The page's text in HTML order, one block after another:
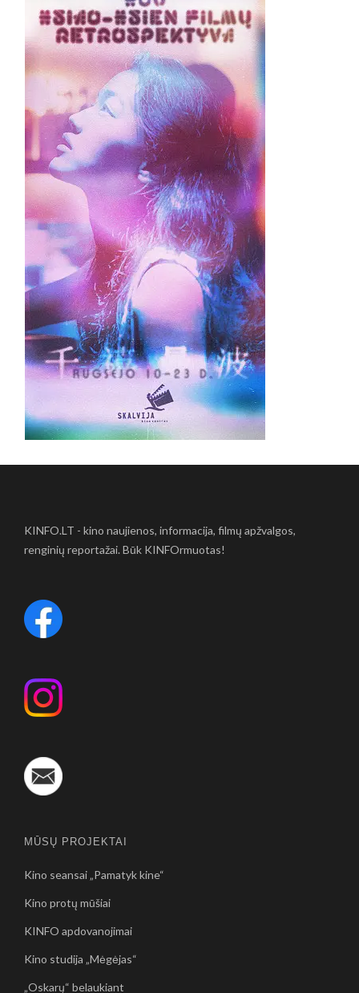
KINFO.LT - kino naujienos, informacija, filmų apžvalgos,
renginių reportažai. Būk KINFOrmuotas!
MŪSŲ PROJEKTAI
Kino seansai „Pamatyk kine“
Kino protų mūšiai
KINFO apdovanojimai
Kino studija „Mėgėjas“
„Oskarų“ belaukiant